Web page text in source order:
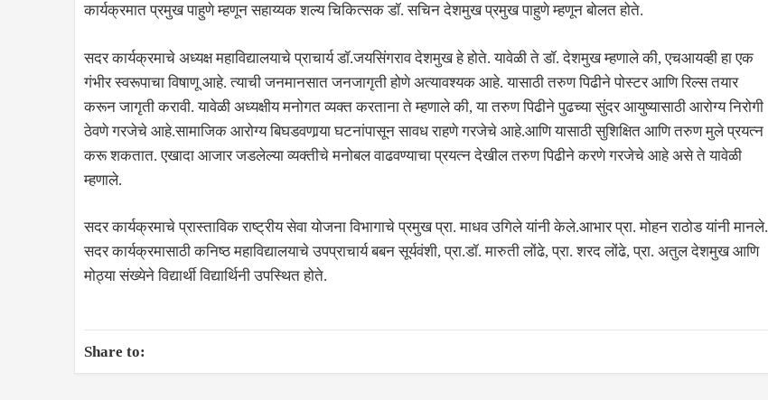
कार्यक्रमात प्रमुख पाहुणे म्हणून सहाय्यक शल्य चिकित्सक डॉ. सचिन देशमुख प्रमुख पाहुणे म्हणून बोलत होते.
सदर कार्यक्रमाचे अध्यक्ष महाविद्यालयाचे प्राचार्य डॉ.जयसिंगराव देशमुख हे होते. यावेळी ते डॉ. देशमुख म्हणाले की, एचआयव्ही हा एक
गंभीर स्वरूपाचा विषाणू आहे. त्याची जनमानसात जनजागृती होणे अत्यावश्यक आहे. यासाठी तरुण पिढीने पोस्टर आणि रिल्स तयार
करून जागृती करावी. यावेळी अध्यक्षीय मनोगत व्यक्त करताना ते म्हणाले की, या तरुण पिढीने पुढच्या सुंदर आयुष्यासाठी आरोग्य निरोगी
ठेवणे गरजेचे आहे.सामाजिक आरोग्य बिघडवणार्‍या घटनांपासून सावध राहणे गरजेचे आहे.आणि यासाठी सुशिक्षित आणि तरुण मुले प्रयत्न
करू शकतात. एखादा आजार जडलेल्या व्यक्तीचे मनोबल वाढवण्याचा प्रयत्न देखील तरुण पिढीने करणे गरजेचे आहे असे ते यावेळी
म्हणाले.
सदर कार्यक्रमाचे प्रास्ताविक राष्ट्रीय सेवा योजना विभागाचे प्रमुख प्रा. माधव उगिले यांनी केले.आभार प्रा. मोहन राठोड यांनी मानले.
सदर कार्यक्रमासाठी कनिष्ठ महाविद्यालयाचे उपप्राचार्य बबन सूर्यवंशी, प्रा.डॉ. मारुती लोंढे, प्रा. शरद लोंढे, प्रा. अतुल देशमुख आणि
मोठ्या संख्येने विद्यार्थी विद्यार्थिनी उपस्थित होते.
Share to: